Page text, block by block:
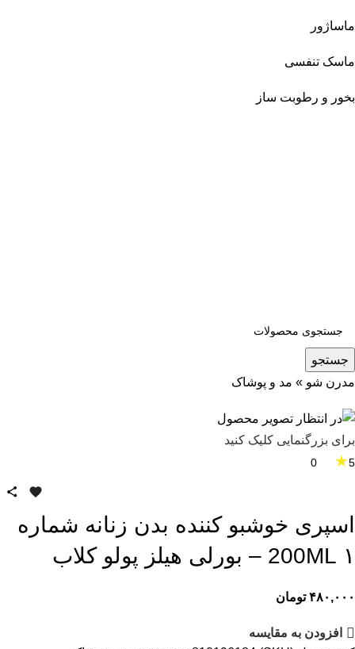
ماساژور
ماسک تنفسی
بخور و رطوبت ساز
جستجو
مدرن شو » مد و پوشاک
برای بزرگنمایی کلیک کنید
5
★
اسپری خوشبو کننده بدن زنانه شماره
۱ 200ML – بورلی هیلز پولو کلاب
۴۸۰,۰۰۰ تومان
افزودن به مقایسه